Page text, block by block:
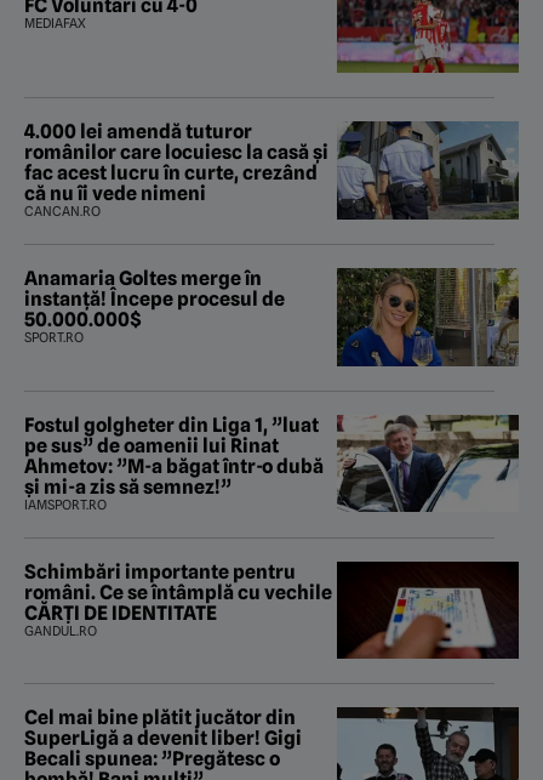
FC Voluntari cu 4-0
MEDIAFAX
4.000 lei amendă tuturor
românilor care locuiesc la casă și
fac acest lucru în curte, crezând
că nu îi vede nimeni
CANCAN.RO
Anamaria Goltes merge în
instanță! Începe procesul de
50.000.000$
SPORT.RO
Fostul golgheter din Liga 1, ”luat
pe sus” de oamenii lui Rinat
Ahmetov: ”M-a băgat într-o dubă
și mi-a zis să semnez!”
IAMSPORT.RO
Schimbări importante pentru
români. Ce se întâmplă cu vechile
CĂRȚI DE IDENTITATE
GANDUL.RO
Cel mai bine plătit jucător din
SuperLigă a devenit liber! Gigi
Becali spunea: ”Pregătesc o